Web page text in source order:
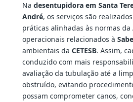
Na desentupidora em Santa
André, os serviços são
práticas alinhadas às normas da
operacionais relacionados à
ambientais da CETESB. Assim,
conduzido com mais
avaliação da tubulação até a
obstruído, evitando
possam comprometer canos,